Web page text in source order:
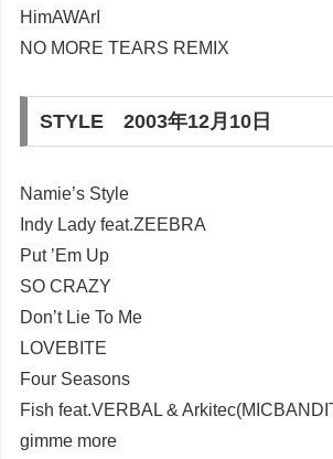
HimAWArI
NO MORE TEARS REMIX
STYLE 2003年12月10日
Namie’s Style
Indy Lady feat.ZEEBRA
Put ’Em Up
SO CRAZY
Don’t Lie To Me
LOVEBITE
Four Seasons
Fish feat.VERBAL &
gimme more